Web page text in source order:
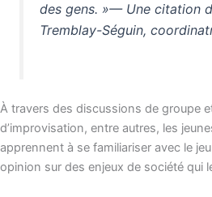
des gens. »— Une citation
Tremblay-Séguin,
À travers des discussions de groupe
d’improvisation, entre autres, les
apprennent à se familiariser avec le
opinion sur des enjeux de société qui